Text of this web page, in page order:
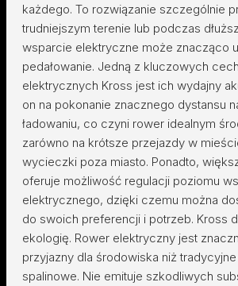
każdego. To rozwiązanie szczególnie
trudniejszym terenie lub podczas
wsparcie elektryczne może znacząco
pedałowanie. Jedną z kluczowych
elektrycznych Kross jest ich wydajny
on na pokonanie znacznego dystansu
ładowaniu, co czyni rower idealnym
zarówno na krótsze przejazdy w
wycieczki poza miasto. Ponadto,
oferuje możliwość regulacji poziomu
elektrycznego, dzięki czemu można
do swoich preferencji i potrzeb. Kross
ekologię. Rower elektryczny jest
przyjazny dla środowiska niż
spalinowe. Nie emituje szkodliwych